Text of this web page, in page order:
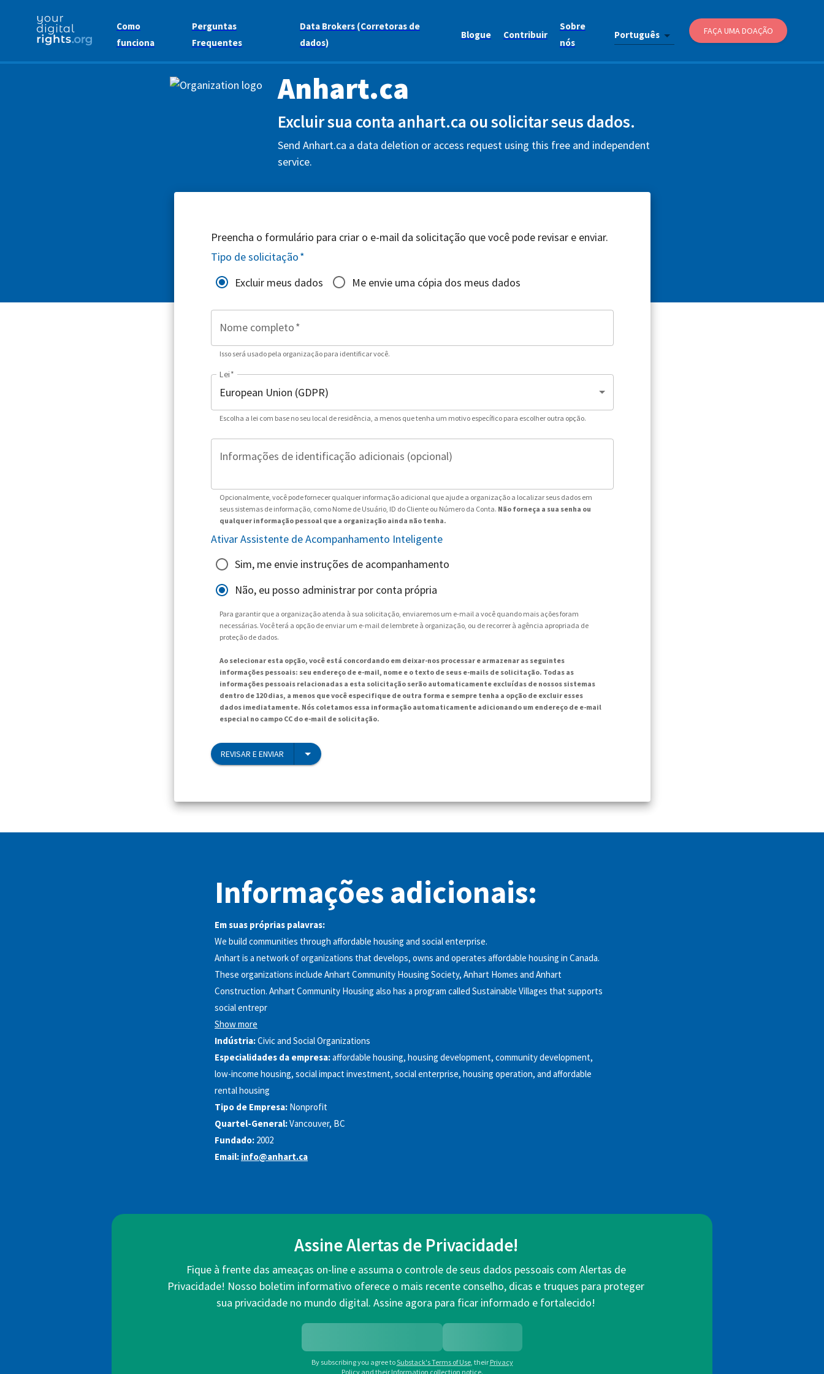
Como
funciona
Perguntas
Frequentes
Data Brokers (Corretoras de
dados)
Blogue Contribuir
Sobre
nós
Português FAÇA UMA DOAÇÃO
Anhart.ca
Excluir sua conta anhart.ca ou solicitar seus dados.
Send Anhart.ca a data deletion or access request using this free and independent
service.
Preencha o formulário para criar o e-mail da solicitação que você pode revisar e enviar.
Tipo de solicitação*
Excluir meus dados
Me envie uma cópia dos meus dados
Nome completo*
Isso será usado pela organização para identificar você.
Lei*
Escolha a lei com base no seu local de residência, a menos que tenha um motivo específico para escolher outra opção.
Informações de identificação adicionais (opcional)
Opcionalmente, você pode fornecer qualquer informação adicional que ajude a organização a localizar seus dados em
seus sistemas de informação, como Nome de Usuário, ID do Cliente ou Número da Conta. Não forneça a sua senha ou
qualquer informação pessoal que a organização ainda não tenha.
Ativar Assistente de Acompanhamento Inteligente
Sim, me envie instruções de acompanhamento
Não, eu posso administrar por conta própria
Para garantir que a organização atenda à sua solicitação, enviaremos um e-mail a você quando mais ações foram
necessárias. Você terá a opção de enviar um e-mail de lembrete à organização, ou de recorrer à agência apropriada de
proteção de dados.
Ao selecionar esta opção, você está concordando em deixar-nos processar e armazenar as seguintes
informações pessoais: seu endereço de e-mail, nome e o texto de seus e-mails de solicitação. Todas as
informações pessoais relacionadas a esta solicitação serão automaticamente excluídas de nossos sistemas
dentro de 120 dias, a menos que você especifique de outra forma e sempre tenha a opção de excluir esses
dados imediatamente. Nós coletamos essa informação automaticamente adicionando um endereço de e-mail
especial no campo CC do e-mail de solicitação.
REVISAR E ENVIAR
Informações adicionais:
Em suas próprias palavras:
We build communities through affordable housing and social enterprise.
Anhart is a network of organizations that develops, owns and operates affordable housing in Canada.
These organizations include Anhart Community Housing Society, Anhart Homes and Anhart
Construction. Anhart Community Housing also has a program called Sustainable Villages that supports
social entrepr
Show more
Indústria:Civic and Social Organizations
Especialidades da empresa:affordable housing, housing development, community development,
low-income housing, social impact investment, social enterprise, housing operation, and affordable
rental housing
Tipo de Empresa: Nonprofit
Quartel-General:Vancouver, BC
Fundado: 2002
Email: info@anhart.ca
Assine Alertas de Privacidade!
Fique à frente das ameaças on-line e assuma o controle de seus dados pessoais com Alertas de
Privacidade! Nosso boletim informativo oferece o mais recente conselho, dicas e truques para proteger
sua privacidade no mundo digital. Assine agora para ficar informado e fortalecido!
By subscribing you agree toSubstack's Terms of Use, their Privacy
Policy and their Information collection notice.